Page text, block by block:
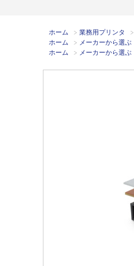
ホーム > 業務用プリンタ >
ホーム
> メーカーから選ぶ
ホーム
> メーカーから選ぶ